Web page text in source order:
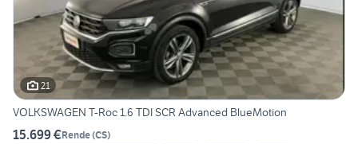
21
VOLKSWAGEN T-Roc 1.6 TDI SCR Advanced BlueMotion
15.699 €Rende(CS)